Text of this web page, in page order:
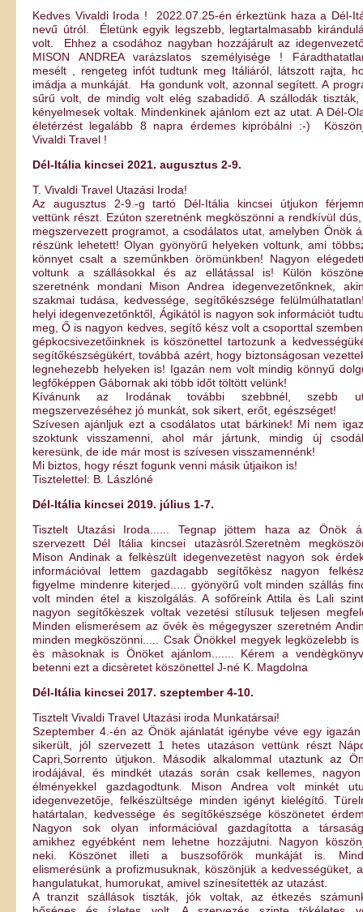
Kedves Vivaldi Iroda ! 2022.07.25-én érkeztünk haza a Dél-
nevű útról. Életünk egyik legszebb, legtartalmasabb
volt. Ehhez a csodához nagyban hozzájárult az
MISON ANDREA varázslatos személyisége !
mesélt , rengeteg infót tudtunk meg Itáliáról, látszott rajta,
imádja a munkáját. Ha gondunk volt, azonnal segített. A
sűrű volt, de mindig volt elég szabadidő. A szállodák tiszták,
kényelmesek voltak. Mindenkinek ajánlom ezt az utat. A Dél-
életérzést legalább 8 napra érdemes kipróbálni :-)
Vivaldi Travel !
Dél-Itália kincsei 2021. augusztus 2-9.
T. Vivaldi Travel Utazási Iroda!
Az augusztus 2-9.-g tartó Dél-Itália kincsei útjukon
vettünk részt. Ezúton szeretnénk megköszönni a rendkívül
megszervezett programot, a csodálatos utat, amelyben Önök
részünk lehetett! Olyan gyönyörű helyeken voltunk, ami
könnyet csalt a szeműnkben örömünkben! Nagyon
voltunk a szállásokkal és az ellátással is! Külön
szeretnénk mondani Mison Andrea idegenvezetőnknek,
szakmai tudása, kedvessége, segítőkészsége
helyi idegenvezetőnktől, Ágikától is nagyon sok információt
meg, Ő is nagyon kedves, segítő kész volt a csoporttal
gépkocsivezetőinknek is köszönettel tartozunk a
segítőkészségükért, továbbá azért, hogy biztonságosan
legnehezebb helyeken is! Igazán nem volt mindig könnyű
legfőképpen Gábornak aki több időt töltött velünk!
Kívánunk az Irodának további szebbnél, szebb
megszervezéséhez jó munkát, sok sikert, erőt, egészséget!
Szívesen ajánljuk ezt a csodálatos utat bárkinek! Mi nem
szoktunk visszamenni, ahol már jártunk, mindig új
keresünk, de ide már most is szívesen visszamennénk!
Mi biztos, hogy részt fogunk venni másik útjaikon is!
Tisztelettel: B. Lászlóné
Dél-Itália kincsei 2019. július 1-7.
Tisztelt Utazási Iroda...... Tegnap jöttem haza az Önök
szervezett Dél Itália kincsei utazàsról.Szeretnèm
Mison Andinak a felkèszült idegenvezetèst nagyon sok
információval lettem gazdagabb segítőkèsz nagyon
figyelme mindenre kiterjed..... gyönyörű volt minden szállás
volt minden étel a kiszolgálás. A sofőreink Attila ès Lali
nagyon segítőkèszek voltak vezetési stílusuk teljesen
Minden elismerésem az ővék ès mégegyszer szeretném
minden megköszönni..... Csak Önökkel megyek legközelebb is
ès màsoknak is Önöket ajánlom....... Kérem a
betenni ezt a dicsèretet köszönettel J-né K. Magdolna
Dél-Itália kincsei 2017. szeptember 4-10.
Tisztelt Vivaldi Travel Utazási iroda Munkatársai!
Szeptember 4.-én az Önök ajánlatát igénybe véve egy
sikerült, jól szervezett 1 hetes utazáson vettünk részt
Capri,Sorrento útjukon. Második alkalommal utaztunk az
irodájával, és mindkét utazás során csak kellemes,
élményekkel gazdagodtunk. Mison Andrea volt minkét
idegenvezetője, felkészültsége minden igényt kielégítő.
határtalan, kedvessége és segítőkészsége köszönetet
Nagyon sok olyan információval gazdagította a
amikhez egyébként nem lehetne hozzájutni. Nagyon
neki. Köszönet illeti a buszsofőrök munkáját is.
elismerésünk a profizmusuknak, köszönjük a kedvességüket,
hangulatukat, humorukat, amivel színesítették az utazást.
A tranzit szállások tiszták, jók voltak, az étkezés